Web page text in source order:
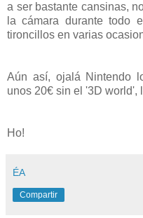
a ser bastante cansinas,
la cámara durante todo
tironcillos en varias
Aún así, ojalá Nintendo
unos 20€ sin el '3D world',
Ho!
ÉA
Compartir